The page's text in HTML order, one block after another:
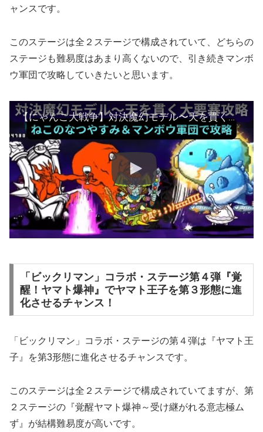
ャンスです。
このステージは全２ステージで構成されていて、どちらの
ステージも難易度はあまり高くないので、引き続きマンボ
ウ軍団で攻略していきたいと思います。
【にゃんこ大戦争】対決魔幻モデル〜天を貫く大要塞❣️ねこのなつやすみ&マンボウ軍団で攻略♫
「ビックリマン」コラボ・ステージ第４弾『覚
醒！ヤマト爆神』でヤマト王子を第３形態に進
化させるチャンス！
「ビックリマン」コラボ・ステージの第４弾は『ヤマト王
子』を第3形態に進化させるチャンスです。
このステージは全２ステージで構成されていてますが、第
２ステージの『覚醒ヤマト爆神～受け継がれる意志極ム
ず』が結構難易度が高いです。